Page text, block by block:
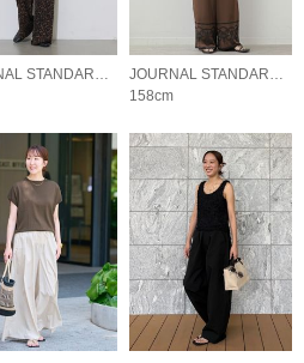
JOURNAL STANDARD relume LADYS
JOURNAL STANDARD relume LADYS
158cm